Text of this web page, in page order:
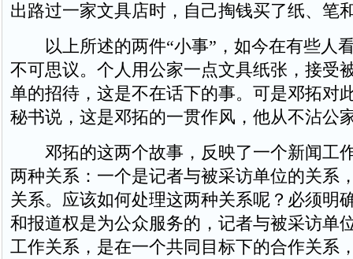
出路过一家文具店时，自己掏钱买了纸、笔
以上所述的两件“小事”，如今在有些人
不可思议。个人用公家一点文具纸张，接受
单的招待，这是不在话下的事。可是邓拓对
秘书说，这是邓拓的一贯作风，他从不沾公
邓拓的这两个故事，反映了一个新闻工
两种关系：一个是记者与被采访单位的关系
关系。应该如何处理这两种关系呢？必须明
和报道权是为公众服务的，记者与被采访单
工作关系，是在一个共同目标下的合作关系